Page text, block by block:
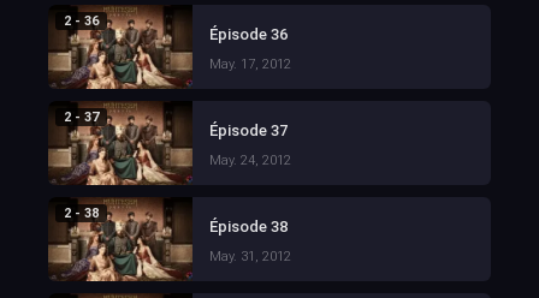
2 - 36
Épisode 36
May. 17, 2012
2 - 37
Épisode 37
May. 24, 2012
2 - 38
Épisode 38
May. 31, 2012